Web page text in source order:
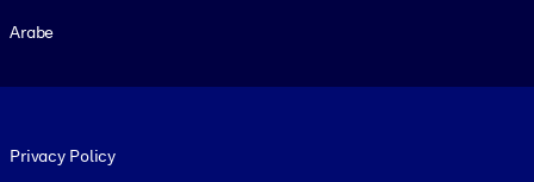
Arabe
Privacy Policy